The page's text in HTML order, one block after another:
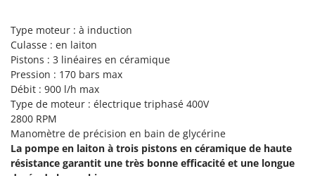
Pompes immergées électriques
Postes à souder
Poussoirs à saucisse
Presses à pellets
Pressoirs à fruits
Pressoirs à Raisin
Ginko - MGM
Gipeco
Girmi
GRAEF
Gre
GreenBay
Greenworks
Type moteur : à induction
Culasse : en laiton
Pistons : 3 linéaires en céramique
Pression : 170 bars max
Débit : 900 l/h max
Type de moteur : électrique triphasé 400V
2800 RPM
Manomètre de précision en bain de glycérine
La pompe en laiton à trois pistons en céramique de haute
résistance garantit une très bonne efficacité et une longue